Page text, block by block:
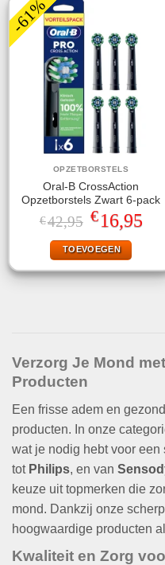
-61%
OPZETBORSTELS
Oral-B CrossAction
Opzetborstels Zwart 6-pack
€42,95 Oorspronkelijke
prijs
was:
€42,95.
€16,95prijs
TOEVOEGEN
Verzorg Je Mond
Producten
Een frisse adem en
producten. In onze
wat je nodig hebt voor
tot Philips, en van
keuze uit topmerken die
mond. Dankzij onze
hoogwaardige producten
Kwaliteit en Zorg